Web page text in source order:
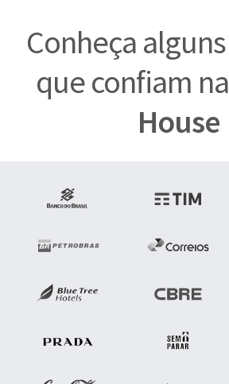
Conheça alguns
que confiam na
House